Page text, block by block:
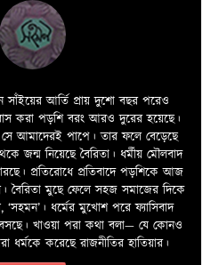
সাঁইয়ের আর্তি প্রায় দুশো বছর পরেও
করা পড়শি বরং আরও দুরের হয়েছে।
সে আমাদেরই পাপে। তার ফলে বেড়েছে
জন্ম নিয়েছে বৈরিতা। ধর্মীয় মৌলবাদ
প্রতিরোধে প্রতিবাদে পড়শিকে আজ
বৈরিতা মুছে ফেলে সহজ সমাজের দিকে
ধর্মের মুখোশ পরে ফ্যাসিবাদ
খাওয়া পরা কথা বলা—­­ যে কোনও
ধর্মকে করেছে রাজনীতির হাতিয়ার।